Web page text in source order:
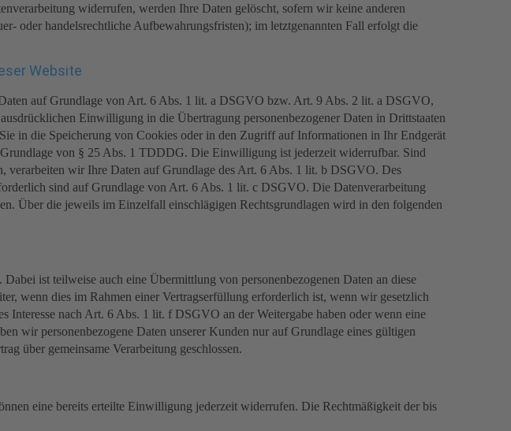
widerrufen, werden Ihre Daten gelöscht, sofern wir keine anderen
oder handelsrechtliche Aufbewahrungsfristen); im letztgenannten Fall erfolgt die
Website
auf Grundlage von Art. 6 Abs. 1 lit. a DSGVO bzw. Art. 9 Abs. 2 lit. a DSGVO,
Einwilligung in die Übertragung personenbezogener Daten in Drittstaaten
in die Speicherung von Cookies oder in den Zugriff auf Informationen in Ihr Endgerät
von § 25 Abs. 1 TDDDG. Die Einwilligung ist jederzeit widerrufbar. Sind
verarbeiten wir Ihre Daten auf Grundlage des Art. 6 Abs. 1 lit. b DSGVO. Des
sind auf Grundlage von Art. 6 Abs. 1 lit. c DSGVO. Die Datenverarbeitung
Über die jeweils im Einzelfall einschlägigen Rechtsgrundlagen wird in den folgenden
ist teilweise auch eine Übermittlung von personenbezogenen Daten an diese
wenn dies im Rahmen einer Vertragserfüllung erforderlich ist, wenn wir gesetzlich
nach Art. 6 Abs. 1 lit. f DSGVO an der Weitergabe haben oder wenn eine
wir personenbezogene Daten unserer Kunden nur auf Grundlage eines gültigen
über gemeinsame Verarbeitung geschlossen.
eine bereits erteilte Einwilligung jederzeit widerrufen. Die Rechtmäßigkeit der bis